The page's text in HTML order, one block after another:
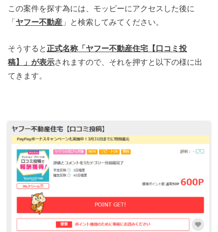
この案件を探す為には、モッピーにアクセスした後に
「ヤフー不動産 」と検索してみてください。
そうすると 正式名称「ヤフー不動産住宅【口コミ投
稿】」が表示されますので、それを押すと以下の様に出
てきます。